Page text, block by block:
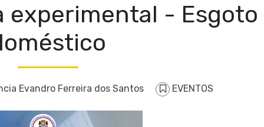
experimental - Esgoto
Evandro Ferreira dos Santos EVENTOS